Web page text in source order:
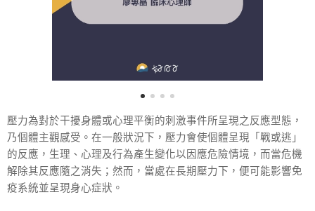
壓力為對於干擾身體或心理平衡的刺激事件所呈現之反應型態，
乃個體主觀感受。在一般狀況下，壓力會使個體呈現「戰或逃」
的反應，生理、心理及行為產生變化以因應危險情境，而當危機
解除其反應隨之消失；然而，當處在長期壓力下，便可能影響免
疫系統並呈現身心症狀。